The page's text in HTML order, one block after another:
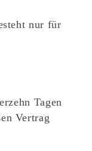
nur für
Tagen
Vertrag